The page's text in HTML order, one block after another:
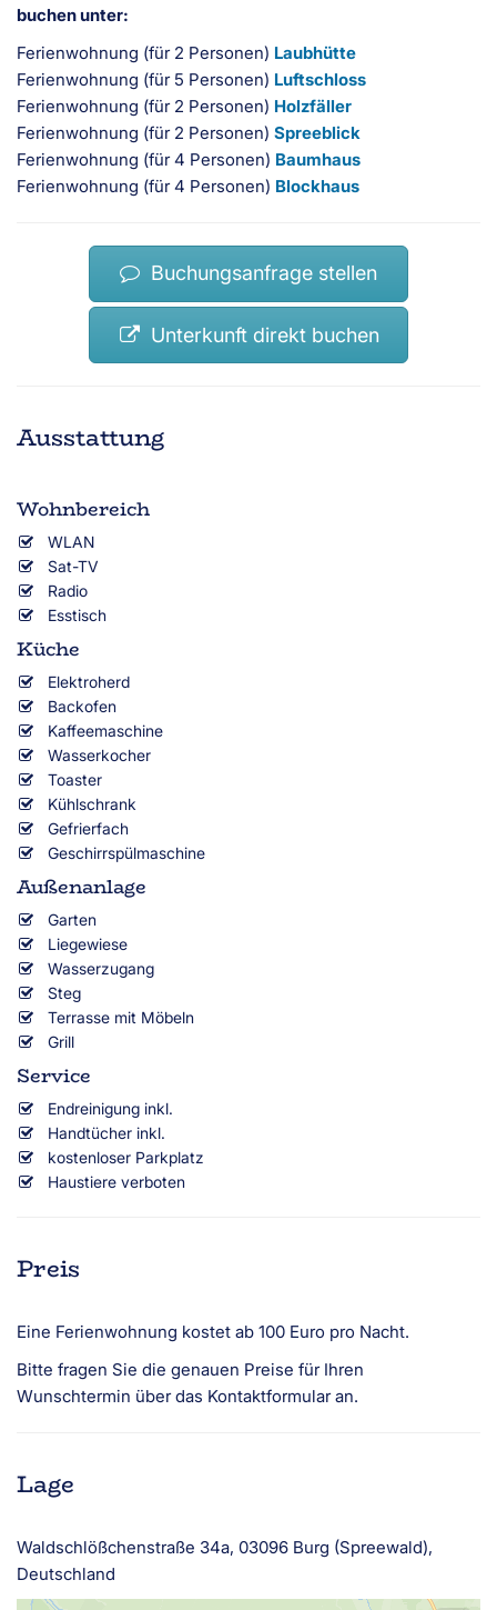
buchen unter:
Ferienwohnung (für 2 Personen) Laubhütte
Ferienwohnung (für 5 Personen) Luftschloss
Ferienwohnung (für 2 Personen) Holzfäller
Ferienwohnung (für 2 Personen) Spreeblick
Ferienwohnung (für 4 Personen) Baumhaus
Ferienwohnung (für 4 Personen) Blockhaus
Buchungsanfrage stellen
Unterkunft direkt buchen
Ausstattung
Wohnbereich
WLAN
Sat-TV
Radio
Esstisch
Küche
Elektroherd
Backofen
Kaffeemaschine
Wasserkocher
Toaster
Kühlschrank
Gefrierfach
Geschirrspülmaschine
Außenanlage
Garten
Liegewiese
Wasserzugang
Steg
Terrasse mit Möbeln
Grill
Service
Endreinigung inkl.
Handtücher inkl.
kostenloser Parkplatz
Haustiere verboten
Preis
Eine Ferienwohnung kostet ab 100 Euro pro Nacht.
Bitte fragen Sie die genauen Preise für Ihren
Wunschtermin über das Kontaktformular an.
Lage
Waldschlößchenstraße 34a, 03096 Burg (Spreewald),
Deutschland